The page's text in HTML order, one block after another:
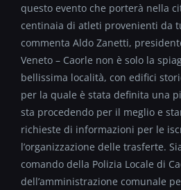
questo evento che porterà nella
centinaia di atleti provenienti da
commenta Aldo Zanetti,
Veneto – Caorle non è solo la
bellissima località, con edifici
per la quale è stata definita una
sta procedendo per il meglio e
richieste di informazioni per le
l’organizzazione delle trasferte.
comando della Polizia Locale di
dell’amministrazione comunale